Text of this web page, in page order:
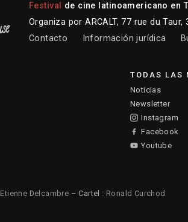
Festival
de cine latinoamericano en
Organiza por ARCALT, 77 rue du
Contacto
Información jurídica
TODAS LAS
Noticias
Newsletter
Instagram
Facebook
Youtube
Etienne Delcambre – Cartel : Ronald Curchod